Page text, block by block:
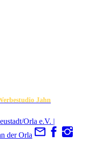
Jahn
Orla e.V. |
der Orla